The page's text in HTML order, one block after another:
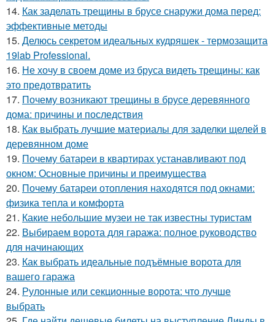
14. Как заделать трещины в брусе снаружи дома перед:
эффективные методы
15. Делюсь секретом идеальных кудряшек - термозащита
19lab Professional.
16. Не хочу в своем доме из бруса видеть трещины: как
это предотвратить
17. Почему возникают трещины в брусе деревянного
дома: причины и последствия
18. Как выбрать лучшие материалы для заделки щелей в
деревянном доме
19. Почему батареи в квартирах устанавливают под
окном: Основные причины и преимущества
20. Почему батареи отопления находятся под окнами:
физика тепла и комфорта
21. Какие небольшие музеи не так известны туристам
22. Выбираем ворота для гаража: полное руководство
для начинающих
23. Как выбрать идеальные подъёмные ворота для
вашего гаража
24. Рулонные или секционные ворота: что лучше
выбрать